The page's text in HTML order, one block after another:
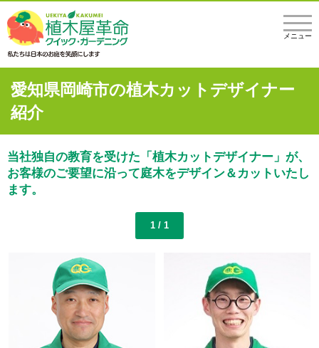
メニュー
愛知県岡崎市の植木カットデザイナー
紹介
当社独自の教育を受けた「植木カットデザイナー」が、
お客様のご要望に沿って庭木をデザイン＆カットいたし
ます。
1 / 1